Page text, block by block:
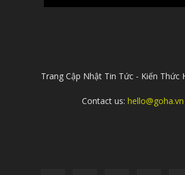
Trang Cập Nhật Tin Tức - Kiến Thức
Contact us: hello@goha.vn